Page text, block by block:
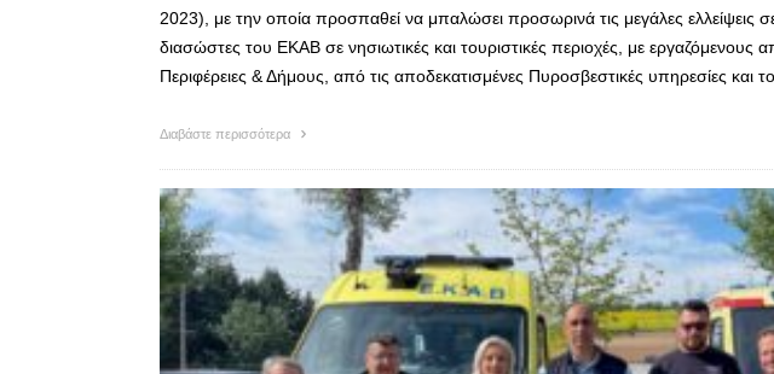
2023), με την οποία προσπαθεί να μπαλώσει προσωρινά τις μεγάλες ελλείψεις
διασώστες του ΕΚΑΒ σε νησιωτικές και τουριστικές περιοχές, με εργαζόμενους
Περιφέρειες & Δήμους, από τις αποδεκατισμένες Πυροσβεστικές υπηρεσίες και
Διαβάστε περισσότερα